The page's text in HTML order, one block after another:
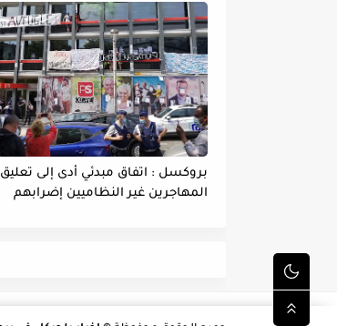
بروكسل : اتفاق مبدئي أدى إلى تعليق
المهاجرين غير النظاميين إضرابهم